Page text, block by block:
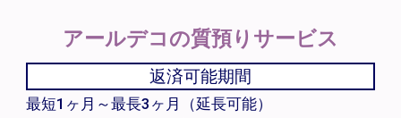
アールデコの質預りサービス
返済可能期間
最短1ヶ月～最長3ヶ月（延長可能）